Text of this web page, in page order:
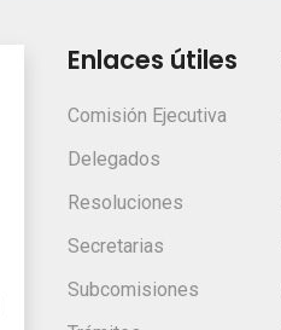
Enlaces útiles
Comisión Ejecutiva
Delegados
Resoluciones
Secretarias
Subcomisiones